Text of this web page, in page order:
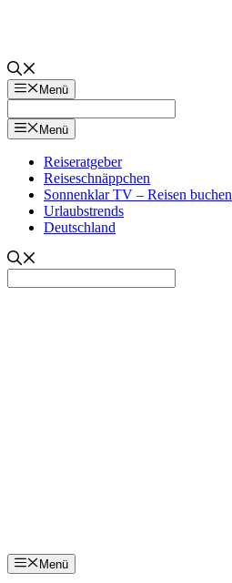
Menü
Menü
Reiseratgeber
Reiseschnäppchen
Sonnenklar TV – Reisen buchen
Urlaubstrends
Deutschland
Menü